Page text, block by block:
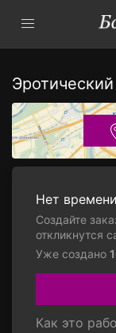
Нет
Создайте
откликнутся
Уже создано
Как это